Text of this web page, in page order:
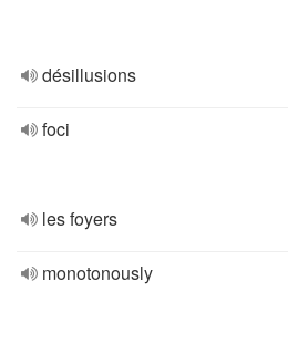
désillusions
foci
les foyers
monotonously